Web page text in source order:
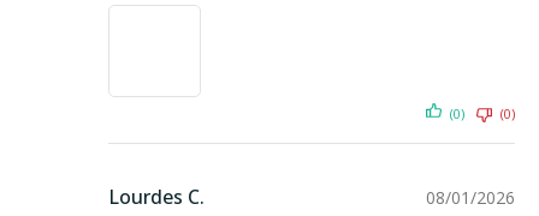
(0) (0)
Lourdes C. 08/01/2026